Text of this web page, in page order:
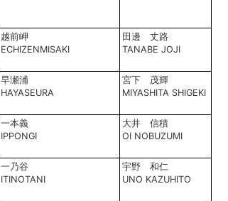
越前岬
ECHIZENMISAKI
田邊 丈路
TANABE JOJI
早瀬浦
HAYASEURA
宮下 茂輝
MIYASHITA SHIGEKI
一本義
IPPONGI
大井 信積
OI NOBUZUMI
一乃谷
ITINOTANI
宇野 和仁
UNO KAZUHITO